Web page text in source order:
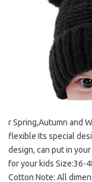
r Spring,Autumn and
flexible Its special
design, can put in
for your kids Size:36-
Cotton Note: All